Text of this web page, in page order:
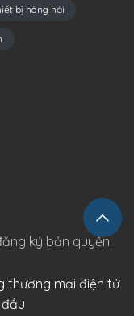
bị hàng hải
ký bản quyền.
thương mại điện tử